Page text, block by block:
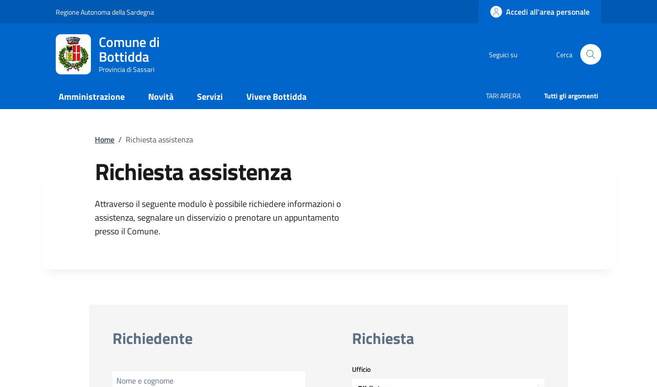
Regione Autonoma della Sardegna Accedi all'area personale
Comune di
Bottidda
Provincia di Sassari
Seguici su Cerca
Amministrazione Novità Servizi Vivere Bottidda TARI ARERA Tutti gli argomenti
Home / Richiesta assistenza
Richiesta assistenza
Attraverso il seguente modulo è possibile richiedere informazioni o
assistenza, segnalare un disservizio o prenotare un appuntamento
presso il Comune.
Richiedente
Nome e cognome
Richiesta
Ufficio